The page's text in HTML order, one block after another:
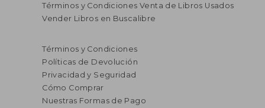
Términos y Condiciones Venta de Libros Usados
Vender Libros en Buscalibre
Términos y Condiciones
Políticas de Devolución
Privacidad y Seguridad
Cómo Comprar
Nuestras Formas de Pago